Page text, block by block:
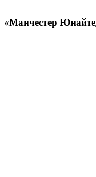
«Манчестер